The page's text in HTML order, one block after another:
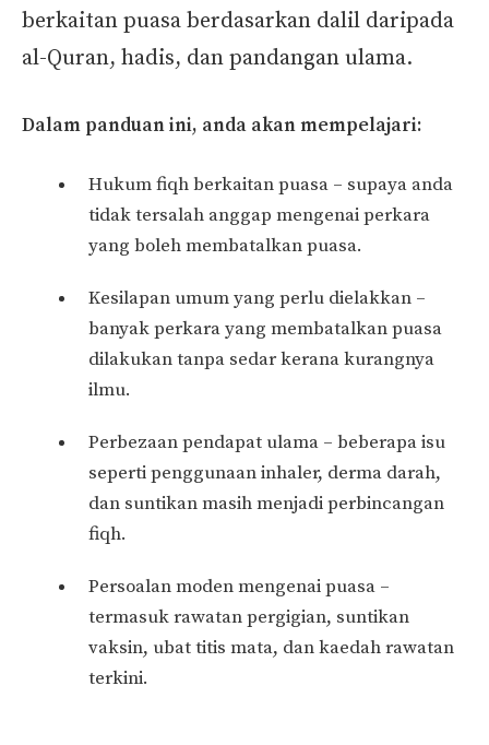
berkaitan puasa berdasarkan dalil daripada
al-Quran, hadis, dan pandangan ulama.
Dalam panduan ini, anda akan mempelajari:
Hukum fiqh berkaitan puasa – supaya anda
tidak tersalah anggap mengenai perkara
yang boleh membatalkan puasa.
Kesilapan umum yang perlu dielakkan –
banyak perkara yang membatalkan puasa
dilakukan tanpa sedar kerana kurangnya
ilmu.
Perbezaan pendapat ulama – beberapa isu
seperti penggunaan inhaler, derma darah,
dan suntikan masih menjadi perbincangan
fiqh.
Persoalan moden mengenai puasa –
termasuk rawatan pergigian, suntikan
vaksin, ubat titis mata, dan kaedah rawatan
terkini.